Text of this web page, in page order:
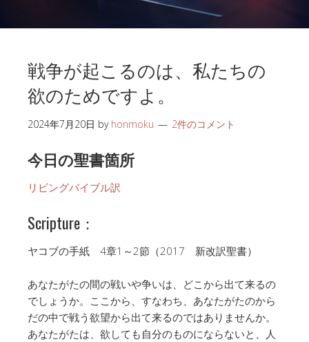
戦争が起こるのは、私たちの
欲のためですよ。
2024年7月20日 by honmoku 2件のコメント
今日の聖書箇所
リビングバイブル訳
Scripture：
ヤコブの手紙 4章1～2節（2017 新改訳聖書）
あなたがたの間の戦いや争いは、どこから出て来るの
でしょうか。ここから、すなわち、あなたがたのから
だの中で戦う欲望から出て来るのではありませんか。
あなたがたは、欲しても自分のものにならないと、人